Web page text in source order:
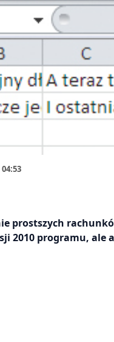
prostszych
2010 programu, ale